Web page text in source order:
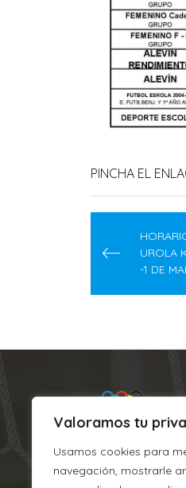
Valoramos tu
Usamos cookies para
navegación, mostrarle
PINCHA EL
entradas
UROLA
-1 DE